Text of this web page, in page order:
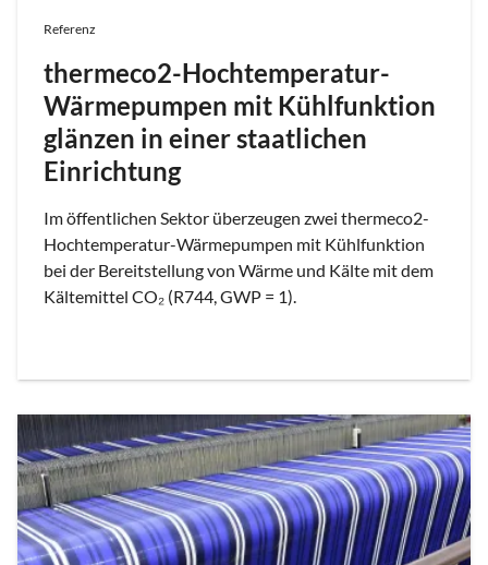
Referenz
thermeco2-Hochtemperatur-
Wärmepumpen mit Kühlfunktion
glänzen in einer staatlichen
Einrichtung
Im öffentlichen Sektor überzeugen zwei thermeco2-
Hochtemperatur-Wärmepumpen mit Kühlfunktion
bei der Bereitstellung von Wärme und Kälte mit dem
Kältemittel CO₂ (R744, GWP = 1).